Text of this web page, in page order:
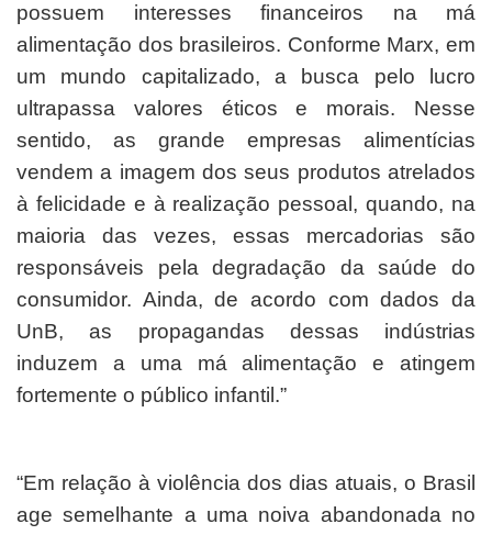
possuem interesses financeiros na má
alimentação dos brasileiros. Conforme Marx, em
um mundo capitalizado, a busca pelo lucro
ultrapassa valores éticos e morais. Nesse
sentido, as grande empresas alimentícias
vendem a imagem dos seus produtos atrelados
à felicidade e à realização pessoal, quando, na
maioria das vezes, essas mercadorias são
responsáveis pela degradação da saúde do
consumidor. Ainda, de acordo com dados da
UnB, as propagandas dessas indústrias
induzem a uma má alimentação e atingem
fortemente o público infantil.”
“Em relação à violência dos dias atuais, o Brasil
age semelhante a uma noiva abandonada no